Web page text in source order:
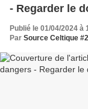
- Regarder le
Publié le 01/04/2024 à
Par Source Celtique #2